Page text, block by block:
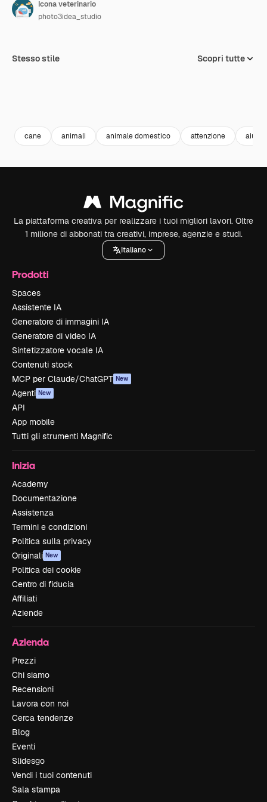
Icona veterinario
photo3idea_studio
Stesso stile Scopri tutte
cane animali animale domestico attenzione aiuto
La piattaforma creativa per realizzare i tuoi migliori lavori. Oltre
1 milione di abbonati tra creativi, imprese, agenzie e studi.
Italiano
Prodotti
Spaces
Assistente IA
Generatore di immagini IA
Generatore di video IA
Sintetizzatore vocale IA
Contenuti stock
MCP per Claude/ChatGPT New
Agenti New
API
App mobile
Tutti gli strumenti Magnific
Inizia
Academy
Documentazione
Assistenza
Termini e condizioni
Politica sulla privacy
Originali New
Politica dei cookie
Centro di fiducia
Affiliati
Aziende
Azienda
Prezzi
Chi siamo
Recensioni
Lavora con noi
Cerca tendenze
Blog
Eventi
Slidesgo
Vendi i tuoi contenuti
Sala stampa